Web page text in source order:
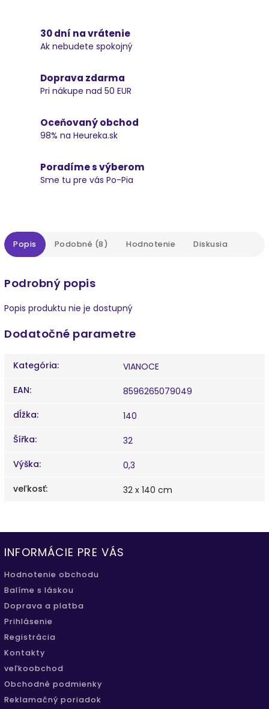
30 dní na vrátenie
Ak nebudete spokojný
Doprava zdarma
Pri nákupe nad 50 EUR
Oceňovaný obchod
98% na Heureka.sk
Poradíme s výberom
Sme tu pre vás Po-Pia
Popis Podobné (8) Hodnotenie Diskusia
Podrobný popis
Popis produktu nie je dostupný
Dodatočné parametre
Kategória:
VIANOCE
EAN:
8596265079049
dĺžka:
140
Šířka:
32
Výška:
0,3
veľkosť: 32 x 140 cm
INFORMÁCIE PRE VÁS
Hodnotenie obchodu
Balíme s láskou
Doprava a platba
Prihlásenie
Registrácia
Kontakty
veľkoobchod
Obchodné podmienky
Reklamačný poriadok